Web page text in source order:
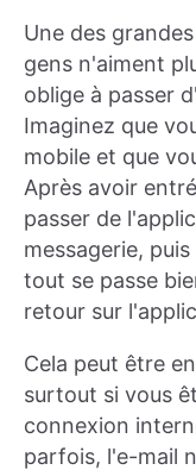
Une des
gens n'aiment
oblige à passer
Imaginez que
mobile et que
Après avoir
passer de
messagerie,
tout se passe
retour sur
Cela peut être
surtout si vous
connexion
parfois, l'e-mail